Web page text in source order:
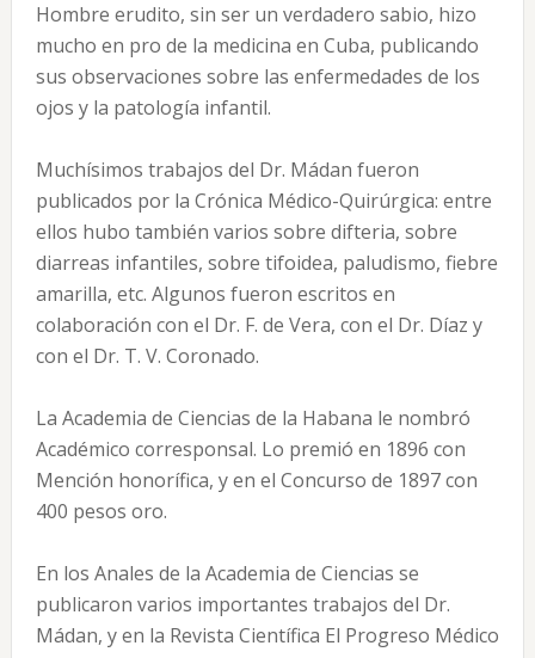
Hombre erudito, sin ser un verdadero sabio, hizo
mucho en pro de la medicina en Cuba, publicando
sus observaciones sobre las enfermedades de los
ojos y la patología infantil.
Muchísimos trabajos del Dr. Mádan fueron
publicados por la Crónica Médico-Quirúrgica: entre
ellos hubo también varios sobre difteria, sobre
diarreas infantiles, sobre tifoidea, paludismo, fiebre
amarilla, etc. Algunos fueron escritos en
colaboración con el Dr. F. de Vera, con el Dr. Díaz y
con el Dr. T. V. Coronado.
La Academia de Ciencias de la Habana le nombró
Académico corresponsal. Lo premió en 1896 con
Mención honorífica, y en el Concurso de 1897 con
400 pesos oro.
En los Anales de la Academia de Ciencias se
publicaron varios importantes trabajos del Dr.
Mádan, y en la Revista Científica El Progreso Médico